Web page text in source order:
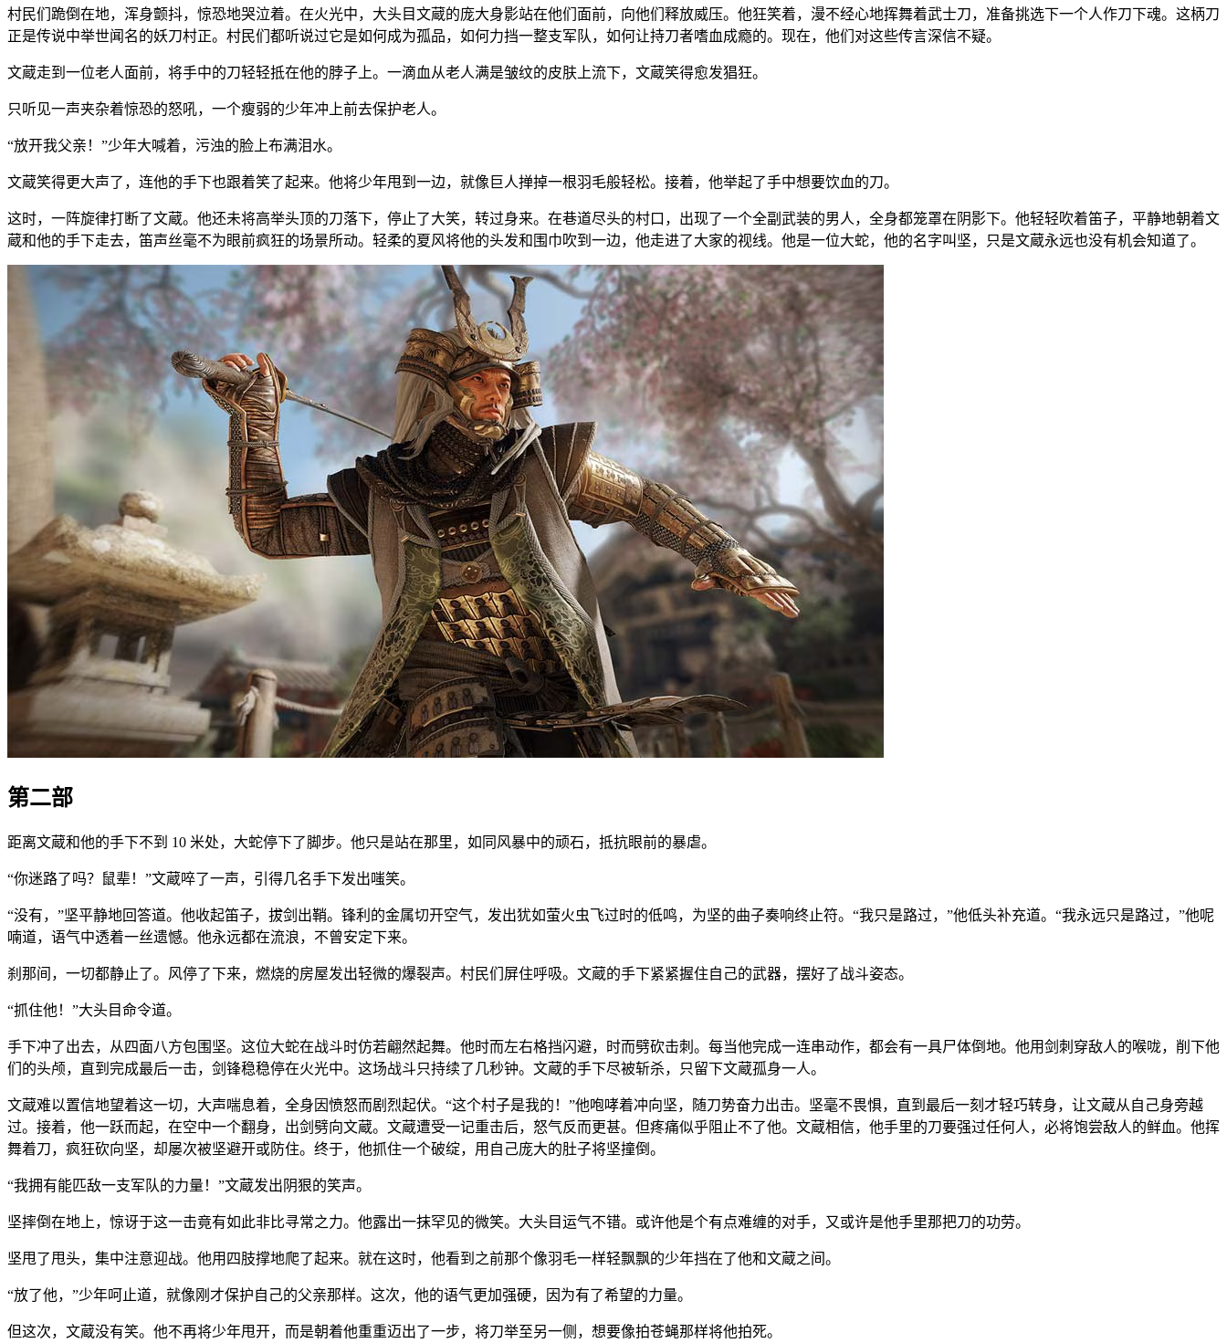
村民们跪倒在地，浑身颤抖，惊恐地哭泣着。在火光中，大头目文蔵的庞大身影站在他们面前，向他们释放威压。他狂笑着，漫不经心地挥舞着武士刀，准备挑选下一个人作刀下魂。这柄刀
正是传说中举世闻名的妖刀村正。村民们都听说过它是如何成为孤品，如何力挡一整支军队，如何让持刀者嗜血成瘾的。现在，他们对这些传言深信不疑。
文蔵走到一位老人面前，将手中的刀轻轻抵在他的脖子上。一滴血从老人满是皱纹的皮肤上流下，文蔵笑得愈发猖狂。
只听见一声夹杂着惊恐的怒吼，一个瘦弱的少年冲上前去保护老人。
“放开我父亲！”少年大喊着，污浊的脸上布满泪水。
文蔵笑得更大声了，连他的手下也跟着笑了起来。他将少年甩到一边，就像巨人掸掉一根羽毛般轻松。接着，他举起了手中想要饮血的刀。
这时，一阵旋律打断了文蔵。他还未将高举头顶的刀落下，停止了大笑，转过身来。在巷道尽头的村口，出现了一个全副武装的男人，全身都笼罩在阴影下。他轻轻吹着笛子，平静地朝着文
蔵和他的手下走去，笛声丝毫不为眼前疯狂的场景所动。轻柔的夏风将他的头发和围巾吹到一边，他走进了大家的视线。他是一位大蛇，他的名字叫坚，只是文蔵永远也没有机会知道了。
第二部
距离文蔵和他的手下不到 10 米处，大蛇停下了脚步。他只是站在那里，如同风暴中的顽石，抵抗眼前的暴虐。
“你迷路了吗？鼠辈！”文蔵啐了一声，引得几名手下发出嗤笑。
“没有，”坚平静地回答道。他收起笛子，拔剑出鞘。锋利的金属切开空气，发出犹如萤火虫飞过时的低鸣，为坚的曲子奏响终止符。“我只是路过，”他低头补充道。“我永远只是路过，”他呢
喃道，语气中透着一丝遗憾。他永远都在流浪，不曾安定下来。
刹那间，一切都静止了。风停了下来，燃烧的房屋发出轻微的爆裂声。村民们屏住呼吸。文蔵的手下紧紧握住自己的武器，摆好了战斗姿态。
“抓住他！”大头目命令道。
手下冲了出去，从四面八方包围坚。这位大蛇在战斗时仿若翩然起舞。他时而左右格挡闪避，时而劈砍击刺。每当他完成一连串动作，都会有一具尸体倒地。他用剑刺穿敌人的喉咙，削下他
们的头颅，直到完成最后一击，剑锋稳稳停在火光中。这场战斗只持续了几秒钟。文蔵的手下尽被斩杀，只留下文蔵孤身一人。
文蔵难以置信地望着这一切，大声喘息着，全身因愤怒而剧烈起伏。“这个村子是我的！”他咆哮着冲向坚，随刀势奋力出击。坚毫不畏惧，直到最后一刻才轻巧转身，让文蔵从自己身旁越
过。接着，他一跃而起，在空中一个翻身，出剑劈向文蔵。文蔵遭受一记重击后，怒气反而更甚。但疼痛似乎阻止不了他。文蔵相信，他手里的刀要强过任何人，必将饱尝敌人的鲜血。他挥
舞着刀，疯狂砍向坚，却屡次被坚避开或防住。终于，他抓住一个破绽，用自己庞大的肚子将坚撞倒。
“我拥有能匹敌一支军队的力量！”文蔵发出阴狠的笑声。
坚摔倒在地上，惊讶于这一击竟有如此非比寻常之力。他露出一抹罕见的微笑。大头目运气不错。或许他是个有点难缠的对手，又或许是他手里那把刀的功劳。
坚甩了甩头，集中注意迎战。他用四肢撑地爬了起来。就在这时，他看到之前那个像羽毛一样轻飘飘的少年挡在了他和文蔵之间。
“放了他，”少年呵止道，就像刚才保护自己的父亲那样。这次，他的语气更加强硬，因为有了希望的力量。
但这次，文蔵没有笑。他不再将少年甩开，而是朝着他重重迈出了一步，将刀举至另一侧，想要像拍苍蝇那样将他拍死。